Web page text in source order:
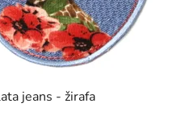
jeans - žirafa